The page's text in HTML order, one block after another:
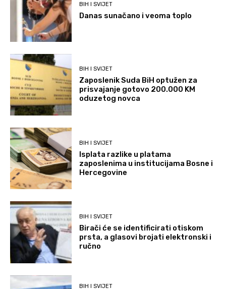
BIH I SVIJET
Danas sunačano i veoma toplo
BIH I SVIJET
Zaposlenik Suda BiH optužen za
prisvajanje gotovo 200.000 KM
oduzetog novca
BIH I SVIJET
Isplata razlike u platama
zaposlenima u institucijama Bosne i
Hercegovine
BIH I SVIJET
Birači će se identificirati otiskom
prsta, a glasovi brojati elektronski i
ručno
BIH I SVIJET